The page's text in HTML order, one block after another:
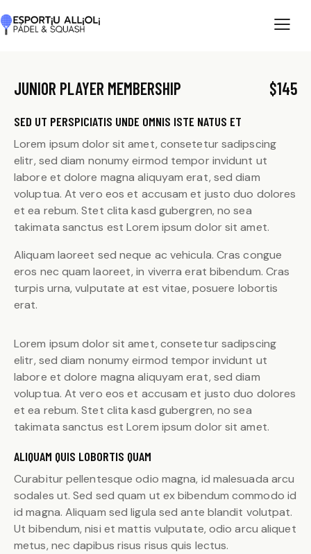
JUNIOR PLAYER MEMBERSHIP $145
SED UT PERSPICIATIS UNDE OMNIS ISTE NATUS ET
Lorem ipsum dolor sit amet, consetetur sadipscing
elitr, sed diam nonumy eirmod tempor invidunt ut
labore et dolore magna aliquyam erat, sed diam
voluptua. At vero eos et accusam et justo duo dolores
et ea rebum. Stet clita kasd gubergren, no sea
takimata sanctus est Lorem ipsum dolor sit amet.
Aliquam laoreet sed neque ac vehicula. Cras congue
eros nec quam laoreet, in viverra erat bibendum. Cras
turpis urna, vulputate at est vitae, posuere lobortis
erat.
Lorem ipsum dolor sit amet, consetetur sadipscing
elitr, sed diam nonumy eirmod tempor invidunt ut
labore et dolore magna aliquyam erat, sed diam
voluptua. At vero eos et accusam et justo duo dolores
et ea rebum. Stet clita kasd gubergren, no sea
takimata sanctus est Lorem ipsum dolor sit amet.
ALIQUAM QUIS LOBORTIS QUAM
Curabitur pellentesque odio magna, id malesuada arcu
sodales ut. Sed sed quam ut ex bibendum commodo id
id magna. Aliquam sed ligula sed ante blandit volutpat.
Ut bibendum, nisi et mattis vulputate, odio arcu aliquet
metus, nec dapibus risus risus quis lectus.